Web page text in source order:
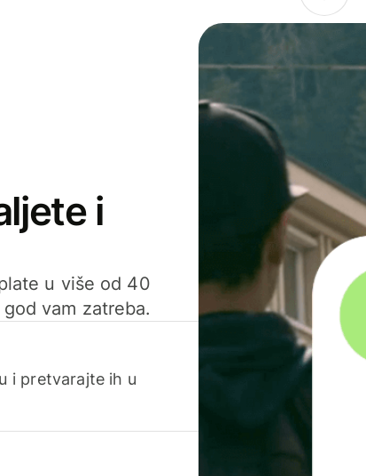
i
u više od 40
vam zatreba.
i pretvarajte ih u